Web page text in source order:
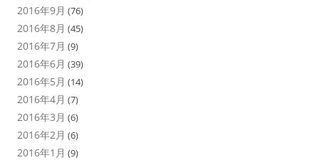
2016年9月 (76)
2016年8月 (45)
2016年7月 (9)
2016年6月 (39)
2016年5月 (14)
2016年4月 (7)
2016年3月 (6)
2016年2月 (6)
2016年1月 (9)